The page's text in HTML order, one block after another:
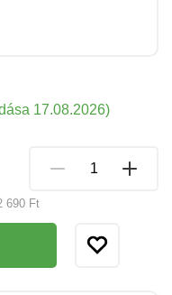
690 Ft
17.08.2026)